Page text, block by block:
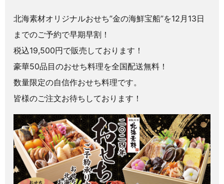
北海素材オリジナルおせち”金の海鮮宝船”を12月13日
までのご予約で早期早割！
税込19,500円で販売しております！
豪華50品目のおせち料理を全国配送無料！
数量限定の自信作おせち料理です。
皆様のご注文お待ちしております！